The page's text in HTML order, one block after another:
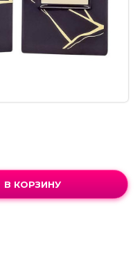
В КОРЗИНУ